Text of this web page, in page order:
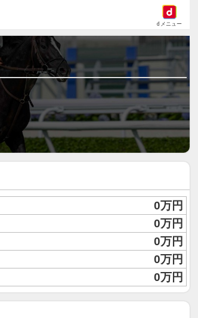
dメニュー
0万円
0万円
0万円
0万円
0万円